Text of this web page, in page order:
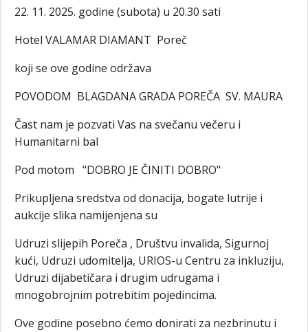
22. 11. 2025. godine (subota) u 20.30 sati
Hotel VALAMAR DIAMANT Poreč
koji se ove godine održava
POVODOM BLAGDANA GRADA POREČA SV. MAURA
Čast nam je pozvati Vas na svečanu večeru i
Humanitarni bal
Pod motom "DOBRO JE ČINITI DOBRO"
Prikupljena sredstva od donacija, bogate lutrije i
aukcije slika namijenjena su
Udruzi slijepih Poreča , Društvu invalida, Sigurnoj
kući, Udruzi udomitelja, URIOS-u Centru za inkluziju,
Udruzi dijabetičara i drugim udrugama i
mnogobrojnim potrebitim pojedincima.
Ove godine posebno ćemo donirati za nezbrinutu i